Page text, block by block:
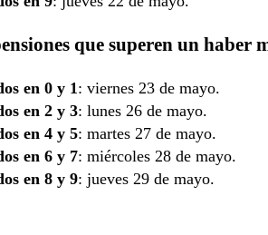
que superen un haber
en 0 y 1: viernes 23 de mayo.
en 2 y 3: lunes 26 de mayo.
en 4 y 5: martes 27 de mayo.
en 6 y 7: miércoles 28 de mayo.
en 8 y 9: jueves 29 de mayo.